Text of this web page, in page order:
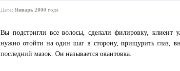
Дата: Январь 2000 года
Вы подстригли все волосы, сделали филировку, клиент
нужно отойти на один шаг в сторону, прищурить глаз,
последний мазок. Он называется окантовка.